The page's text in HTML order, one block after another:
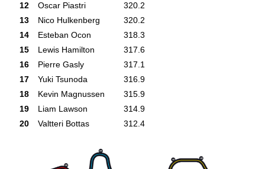
12
Oscar Piastri
320.2
13
Nico Hulkenberg
320.2
14
Esteban Ocon
318.3
15
Lewis Hamilton
317.6
16
Pierre Gasly
317.1
17
Yuki Tsunoda
316.9
18
Kevin Magnussen
315.9
19
Liam Lawson
314.9
20
Valtteri Bottas 312.4